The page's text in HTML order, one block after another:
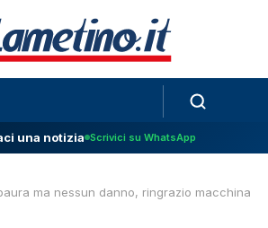
una notizia Scrivici su WhatsApp
ma nessun danno, ringrazio macchina